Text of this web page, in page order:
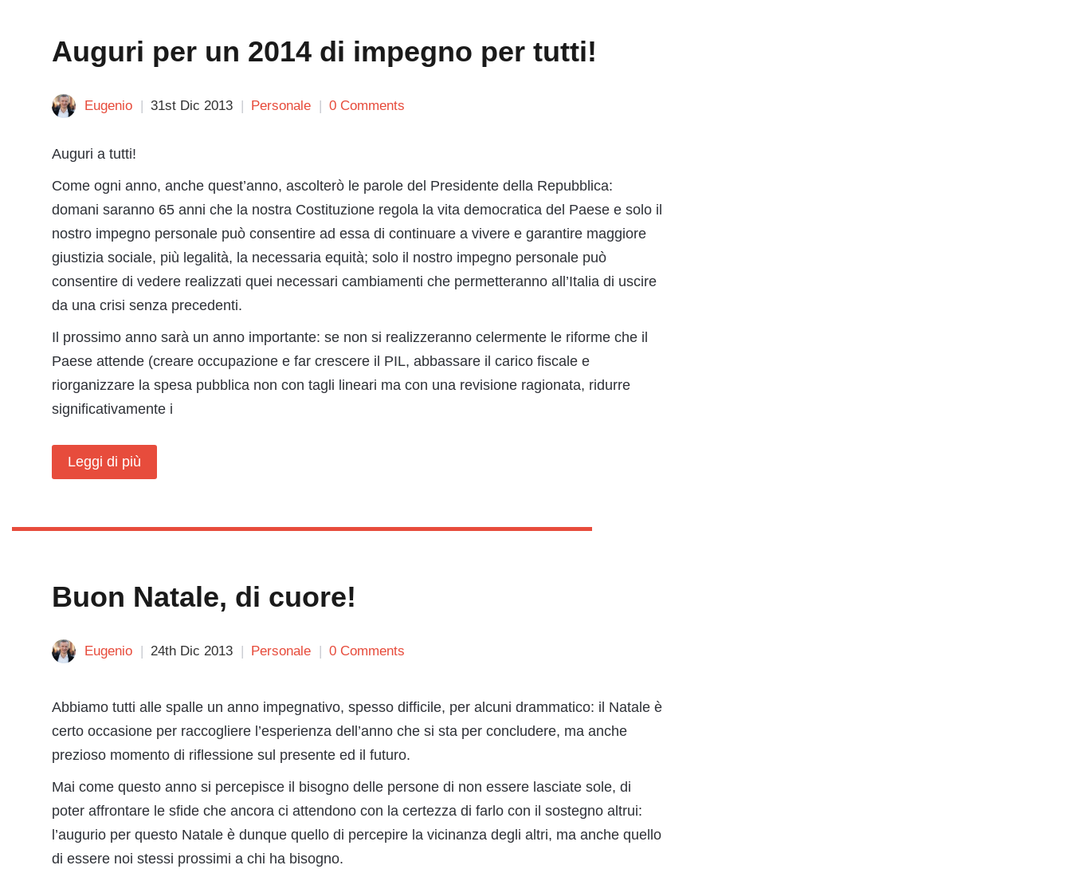
Auguri per un 2014 di impegno per tutti!
Eugenio 31st Dic 2013 Personale 0 Comments
Auguri a tutti!
Come ogni anno, anche quest’anno, ascolterò le parole del Presidente della Repubblica:
domani saranno 65 anni che la nostra Costituzione regola la vita democratica del Paese e solo il
nostro impegno personale può consentire ad essa di continuare a vivere e garantire maggiore
giustizia sociale, più legalità, la necessaria equità; solo il nostro impegno personale può
consentire di vedere realizzati quei necessari cambiamenti che permetteranno all’Italia di uscire
da una crisi senza precedenti.
Il prossimo anno sarà un anno importante: se non si realizzeranno celermente le riforme che il
Paese attende (creare occupazione e far crescere il PIL, abbassare il carico fiscale e
riorganizzare la spesa pubblica non con tagli lineari ma con una revisione ragionata, ridurre
significativamente i
Leggi di più
Buon Natale, di cuore!
Eugenio 24th Dic 2013 Personale 0 Comments
Abbiamo tutti alle spalle un anno impegnativo, spesso difficile, per alcuni drammatico: il Natale è
certo occasione per raccogliere l’esperienza dell’anno che si sta per concludere, ma anche
prezioso momento di riflessione sul presente ed il futuro.
Mai come questo anno si percepisce il bisogno delle persone di non essere lasciate sole, di
poter affrontare le sfide che ancora ci attendono con la certezza di farlo con il sostegno altrui:
l’augurio per questo Natale è dunque quello di percepire la vicinanza degli altri, ma anche quello
di essere noi stessi prossimi a chi ha bisogno.